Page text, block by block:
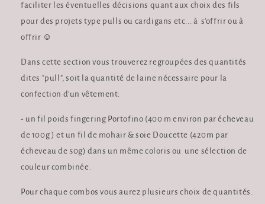
faciliter les éventuelles décisions quant aux choix des fils
pour des projets type pulls ou cardigans etc... à s'offrir ou à
offrir ☺️
Dans cette section vous trouverez regroupées des quantités
dites "pull", soit la quantité de laine nécessaire pour la
confection d'un vêtement:
- un fil poids fingering Portofino (400 m environ par écheveau
de 100g ) et un fil de mohair & soie Doucette (420m par
écheveau de 50g) dans un même coloris ou une sélection de
couleur combinée.
Pour chaque combos vous aurez plusieurs choix de quantités.